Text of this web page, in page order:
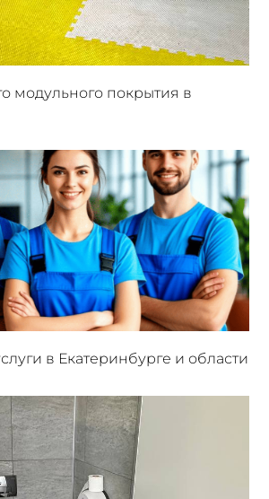
модульного покрытия в
в Екатеринбурге и области